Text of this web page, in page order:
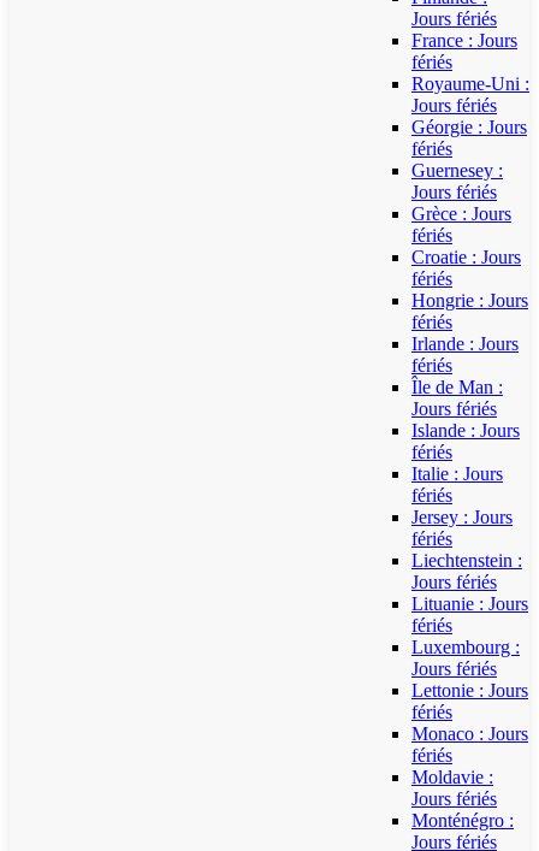
Jours fériés
France : Jours
fériés
Royaume-Uni :
Jours fériés
Géorgie : Jours
fériés
Guernesey :
Jours fériés
Grèce : Jours
fériés
Croatie : Jours
fériés
Hongrie : Jours
fériés
Irlande : Jours
fériés
Île de Man :
Jours fériés
Islande : Jours
fériés
Italie : Jours
fériés
Jersey : Jours
fériés
Liechtenstein :
Jours fériés
Lituanie : Jours
fériés
Luxembourg :
Jours fériés
Lettonie : Jours
fériés
Monaco : Jours
fériés
Moldavie :
Jours fériés
Monténégro :
Jours fériés